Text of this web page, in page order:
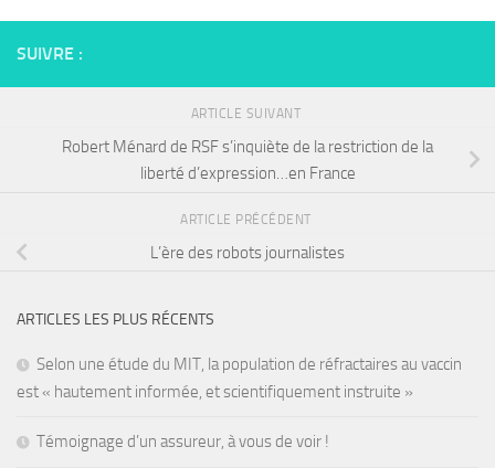
SUIVRE :
ARTICLE SUIVANT
Robert Ménard de RSF s’inquiète de la restriction de la
liberté d’expression…en France
ARTICLE PRÉCÉDENT
L’ère des robots journalistes
ARTICLES LES PLUS RÉCENTS
Selon une étude du MIT, la population de réfractaires au vaccin
est « hautement informée, et scientifiquement instruite »
Témoignage d’un assureur, à vous de voir !